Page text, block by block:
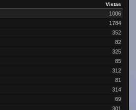
Vistas
1006
1784
352
82
325
85
312
81
314
69
301